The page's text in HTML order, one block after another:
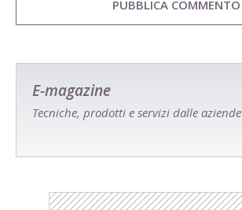
E-magazine
Tecniche, prodotti e servizi dalle aziende